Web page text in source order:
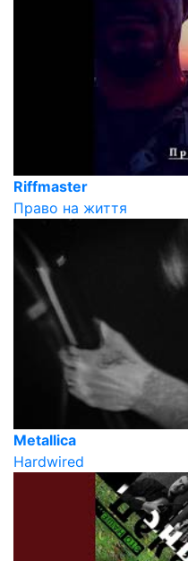
Riffmaster
Право на життя
Metallica
Hardwired